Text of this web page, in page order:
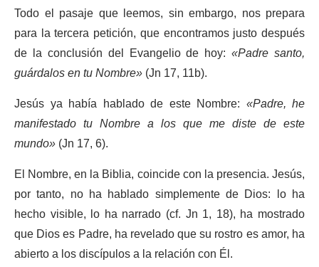
Todo el pasaje que leemos, sin embargo, nos prepara
para la tercera petición, que encontramos justo después
de la conclusión del Evangelio de hoy:«Padre santo,
guárdalos en tu Nombre»(Jn 17, 11b).
Jesús ya había hablado de este Nombre: «Padre, he
manifestado tu Nombre a los que me diste de este
mundo»(Jn 17, 6).
El Nombre, en la Biblia, coincide con la presencia. Jesús,
por tanto, no ha hablado simplemente de Dios: lo ha
hecho visible, lo ha narrado (cf. Jn 1, 18), ha mostrado
que Dios es Padre, ha revelado que su rostro es amor, ha
abierto a los discípulos a la relación con Él.